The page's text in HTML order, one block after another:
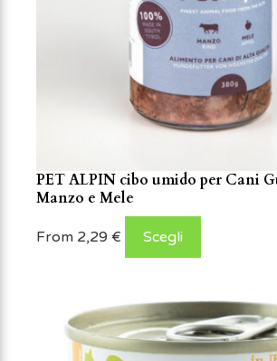
PET ALPIN cibo umido per Cani
Manzo e Mele
From 2,29 € Scegli